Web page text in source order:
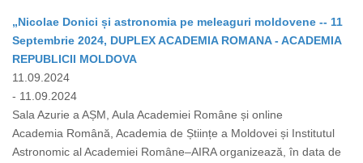
„Nicolae Donici și astronomia pe meleaguri moldovene -- 11
Septembrie 2024, DUPLEX ACADEMIA ROMANA - ACADEMIA
REPUBLICII MOLDOVA
11.09.2024
- 11.09.2024
Sala Azurie a AȘM, Aula Academiei Române și online
Academia Română, Academia de Științe a Moldovei și Institutul
Astronomic al Academiei Române–AIRA organizează, în data de